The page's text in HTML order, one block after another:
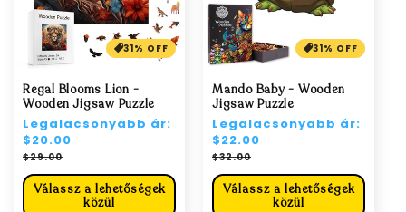
31% OFF
Regal Blooms Lion -
Wooden Jigsaw Puzzle
Normál
ár
Legalacsonyabb ár:
$20.00
Akciós
ár
$29.00
Válassz a lehetőségek
közül
31% OFF
Mando Baby - Wooden
Jigsaw Puzzle
Normál
ár
Legalacsonyabb ár:
$22.00
Akciós
ár
$32.00
Válassz a lehetőségek
közül